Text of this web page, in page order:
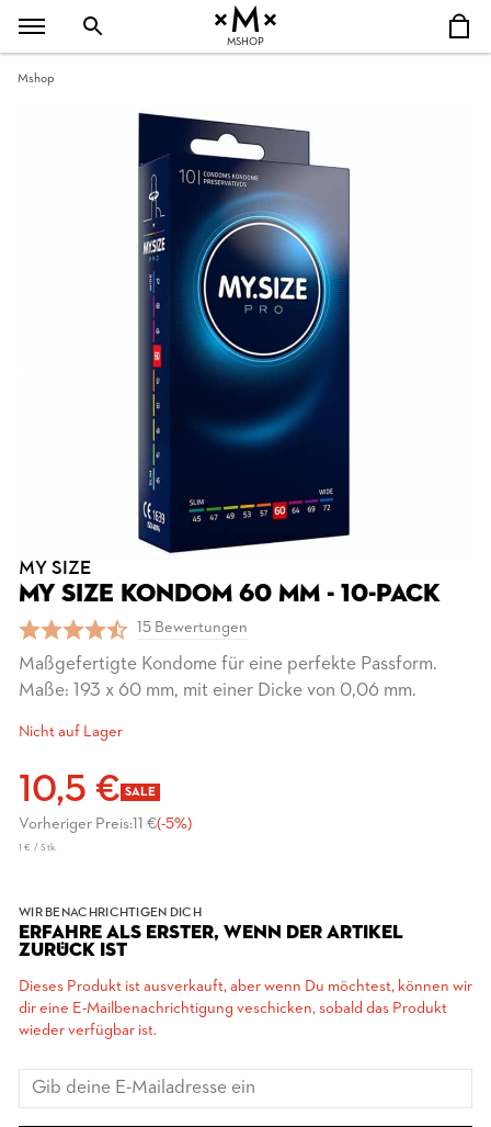
MSHOP
Mshop
MY SIZE
MY SIZE KONDOM 60 MM - 10-PACK
15 Bewertungen
Maßgefertigte Kondome für eine perfekte Passform.
Maße: 193 x 60 mm, mit einer Dicke von 0,06 mm.
Nicht auf Lager
10,5 € SALE
Vorheriger Preis:11 €(-5%)
1 € / Stk.
WIR BENACHRICHTIGEN DICH
ERFAHRE ALS ERSTER, WENN DER ARTIKEL
ZURÜCK IST
Dieses Produkt ist ausverkauft, aber wenn Du möchtest, können wir
dir eine E-Mailbenachrichtigung veschicken, sobald das Produkt
wieder verfügbar ist.